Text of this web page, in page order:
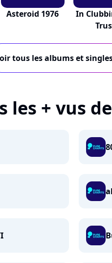
Asteroid 1976
In
tous les albums et
les + vus